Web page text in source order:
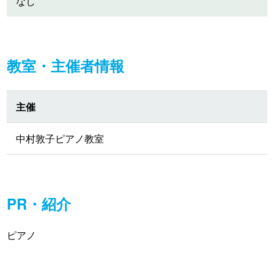
教室・主催者情報
主催
中村敦子ピアノ教室
PR・紹介
ピアノ